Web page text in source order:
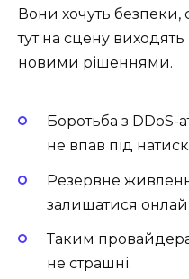
Вони хочуть безпеки,
тут на сцену
новими рішеннями.
Боротьба з
не впав під
Резервне
залишатися
Таким
не страшні.